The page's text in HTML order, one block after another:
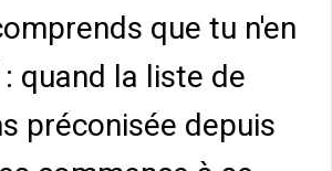
que tu n'en
quand la liste de
préconisée depuis